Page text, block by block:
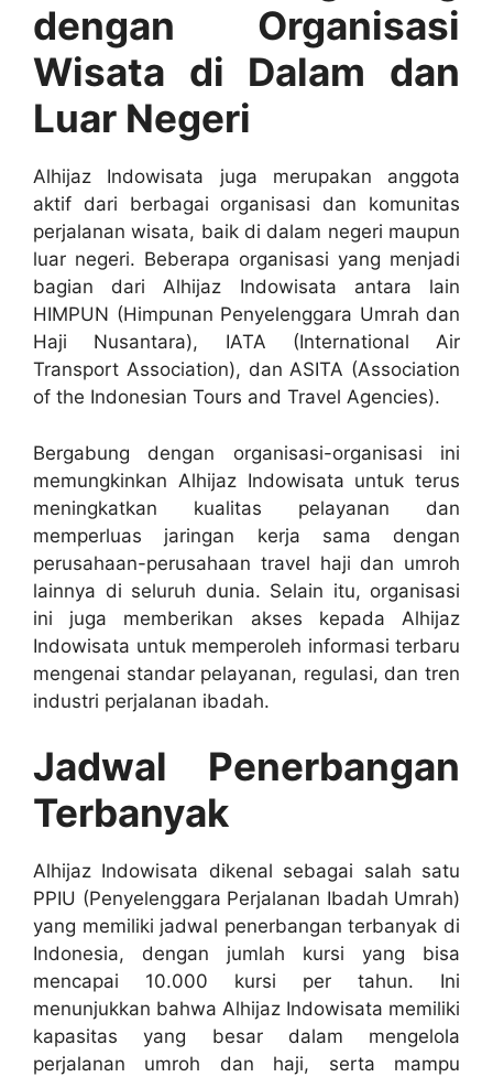
dengan Organisasi
Wisata di Dalam dan
Luar Negeri
Alhijaz Indowisata juga merupakan anggota
aktif dari berbagai organisasi dan komunitas
perjalanan wisata, baik di dalam negeri maupun
luar negeri. Beberapa organisasi yang menjadi
bagian dari Alhijaz Indowisata antara lain
HIMPUN (Himpunan Penyelenggara Umrah dan
Haji Nusantara), IATA (International Air
Transport Association), dan ASITA (Association
of the Indonesian Tours and Travel Agencies).
Bergabung dengan organisasi-organisasi ini
memungkinkan Alhijaz Indowisata untuk terus
meningkatkan kualitas pelayanan dan
memperluas jaringan kerja sama dengan
perusahaan-perusahaan travel haji dan umroh
lainnya di seluruh dunia. Selain itu, organisasi
ini juga memberikan akses kepada Alhijaz
Indowisata untuk memperoleh informasi terbaru
mengenai standar pelayanan, regulasi, dan tren
industri perjalanan ibadah.
Jadwal Penerbangan
Terbanyak
Alhijaz Indowisata dikenal sebagai salah satu
PPIU (Penyelenggara Perjalanan Ibadah Umrah)
yang memiliki jadwal penerbangan terbanyak di
Indonesia, dengan jumlah kursi yang bisa
mencapai 10.000 kursi per tahun. Ini
menunjukkan bahwa Alhijaz Indowisata memiliki
kapasitas yang besar dalam mengelola
perjalanan umroh dan haji, serta mampu